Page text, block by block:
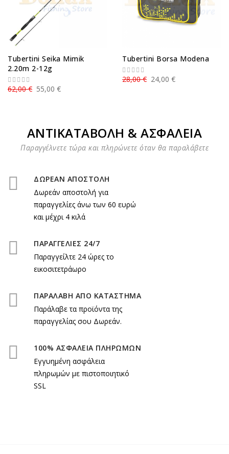
Tubertini Seika Mimik
2.20m 2-12g
55,00 €
62,00 €
Tubertini Borsa Modena
24,00 €
28,00 €
ΑΝΤΙΚΑΤΑΒΟΛΗ & ΑΣΦΑΛΕΙΑ
Παραγγέλνετε τώρα και πληρώνετε όταν θα παραλάβετε
ΔΩΡΕΑΝ ΑΠΟΣΤΟΛΗ
Δωρεάν αποστολή για
παραγγελίες άνω των 60 ευρώ
και μέχρι 4 κιλά
ΠΑΡΑΓΓΕΛΙΕΣ 24/7
Παραγγείλτε 24 ώρες το
εικοσιτετράωρο
ΠΑΡΑΛΑΒΗ ΑΠΟ ΚΑΤΑΣΤΗΜΑ
Παράλαβε τα προϊόντα της
παραγγελίας σου Δωρεάν.
100% ΑΣΦΑΛΕΙΑ ΠΛΗΡΩΜΩΝ
Εγγυημένη ασφάλεια
πληρωμών με πιστοποιητικό
SSL